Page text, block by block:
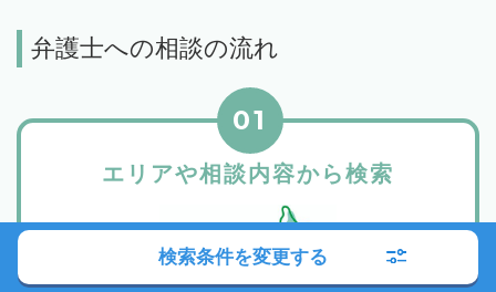
弁護士への相談の流れ
エリアや相談内容から検索
01
検索条件を変更する